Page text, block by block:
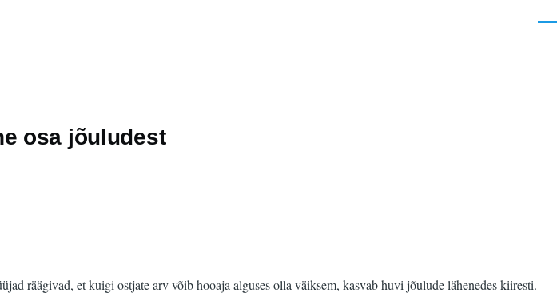
osa jõuludest
räägivad, et kuigi ostjate arv võib hooaja alguses olla väiksem, kasvab huvi jõulude lähenedes kiiresti.